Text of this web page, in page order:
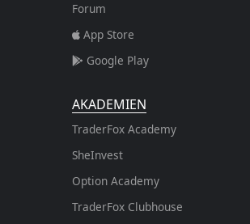
Forum
App Store
Google Play
AKADEMIEN
TraderFox Academy
SheInvest
Option Academy
TraderFox Clubhouse